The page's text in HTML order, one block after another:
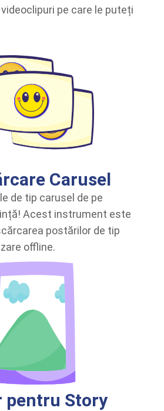
pe care le puteți
Carusel
de tip carusel de pe
Acest instrument este
postărilor de tip
offline.
pentru Story